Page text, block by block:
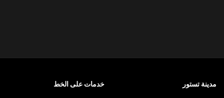
مدينة تستور خدمات على الخط